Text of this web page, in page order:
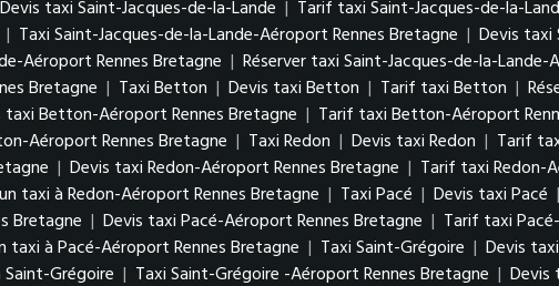
Devis taxi Saint-Jacques-de-la-Lande | Tarif taxi Saint-Jacques-de-la-
| Taxi Saint-Jacques-de-la-Lande-Aéroport Rennes Bretagne | Devis taxi
Aéroport Rennes Bretagne | Réserver taxi Saint-Jacques-de-la-
Bretagne | Taxi Betton | Devis taxi Betton | Tarif taxi Betton |
taxi Betton-Aéroport Rennes Bretagne | Tarif taxi Betton-Aéroport
Aéroport Rennes Bretagne | Taxi Redon | Devis taxi Redon | Tarif
| Devis taxi Redon-Aéroport Rennes Bretagne | Tarif taxi Redon-
taxi à Redon-Aéroport Rennes Bretagne | Taxi Pacé | Devis taxi Pacé |
Bretagne | Devis taxi Pacé-Aéroport Rennes Bretagne | Tarif taxi
taxi à Pacé-Aéroport Rennes Bretagne | Taxi Saint-Grégoire | Devis
Grégoire | Taxi Saint-Grégoire -Aéroport Rennes Bretagne | Devis